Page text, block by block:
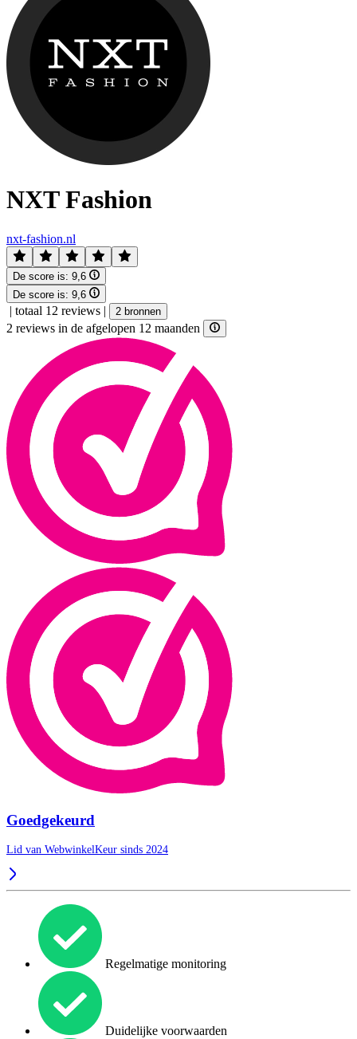
NXT Fashion
nxt-fashion.nl
De score is: 9,6
De score is: 9,6
| totaal 12 reviews | 2 bronnen
2 reviews in de afgelopen 12 maanden
Goedgekeurd
Lid van WebwinkelKeur sinds 2024
Regelmatige monitoring
Duidelijke voorwaarden